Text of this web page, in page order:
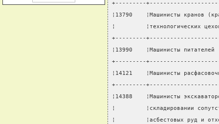
+---------
¦13790    ¦Машинисты кранов
¦         ¦технологических
+---------
¦13990    ¦Машинисты
+---------
¦14121    ¦Машинисты
+---------
¦14388    ¦Машинисты
¦         ¦складировании
¦         ¦асбестовых руд и